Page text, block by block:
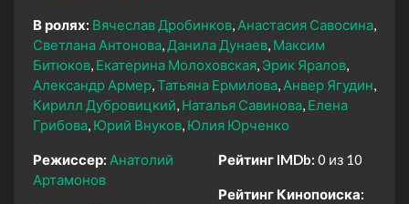
В ролях: Вячеслав Дробинков Анастасия Савосина
Светлана Антонова Данила Дунаев Максим
Битюков Екатерина Молоховская Эрик Яралов
Александр Армер Татьяна Ермилова Анвер Ягудин
Кирилл Дубровицкий Наталья Савинова Елена
Грибова Юрий Внуков Юлия Юрченко
Режиссер: Анатолий
Артамонов
Рейтинг IMDb: 0 из 10
Рейтинг Кинопоиска: